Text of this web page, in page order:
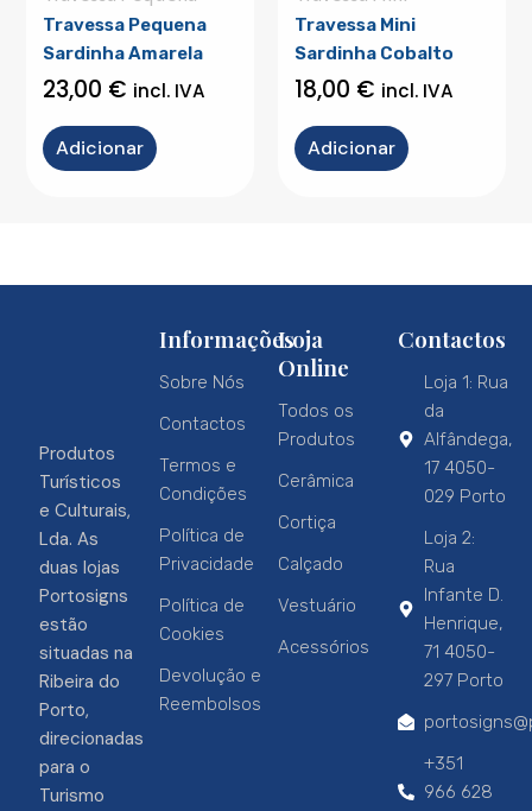
Travessa Pequena
Sardinha Amarela
23,00 € incl. IVA
Adicionar
Travessa Mini
Sardinha Cobalto
18,00 € incl. IVA
Adicionar
Produtos
Turísticos
e Culturais,
Lda. As
duas lojas
Portosigns
estão
situadas na
Ribeira do
Porto,
direcionadas
para o
Turismo
Informações
Sobre Nós
Contactos
Termos e
Condições
Política de
Privacidade
Política de
Cookies
Devolução e
Reembolsos
Loja
Online
Todos os
Produtos
Cerâmica
Cortiça
Calçado
Vestuário
Acessórios
Contactos
Loja 1: Rua
da
Alfândega,
17 4050-
029 Porto
Loja 2:
Rua
Infante D.
Henrique,
71 4050-
297 Porto
+351
966 628